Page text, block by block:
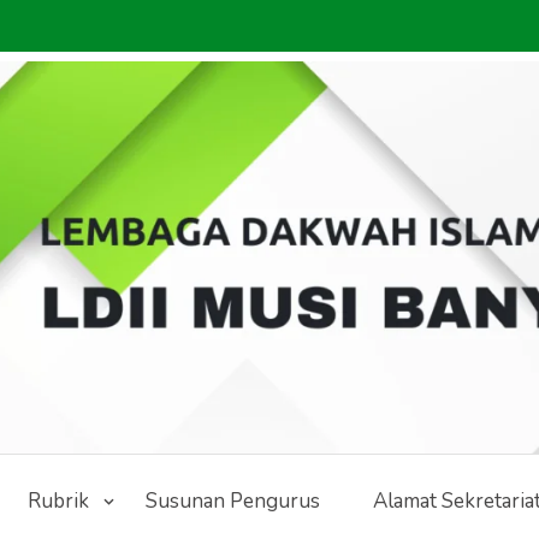
Rubrik Susunan Pengurus Alamat